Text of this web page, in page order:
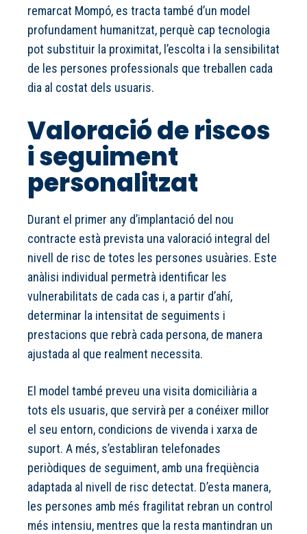
remarcat Mompó, es tracta també d’un model
profundament humanitzat, perquè cap tecnologia
pot substituir la proximitat, l’escolta i la sensibilitat
de les persones professionals que treballen cada
dia al costat dels usuaris.
Valoració de riscos
i seguiment
personalitzat
Durant el primer any d’implantació del nou
contracte està prevista una valoració integral del
nivell de risc de totes les persones usuàries. Este
anàlisi individual permetrà identificar les
vulnerabilitats de cada cas i, a partir d’ahí,
determinar la intensitat de seguiments i
prestacions que rebrà cada persona, de manera
ajustada al que realment necessita.
El model també preveu una visita domiciliària a
tots els usuaris, que servirà per a conéixer millor
el seu entorn, condicions de vivenda i xarxa de
suport. A més, s’establiran telefonades
periòdiques de seguiment, amb una freqüència
adaptada al nivell de risc detectat. D’esta manera,
les persones amb més fragilitat rebran un control
més intensiu, mentres que la resta mantindran un